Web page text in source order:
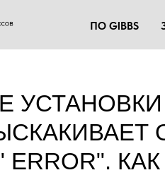
ПО GIBBS
УСТАНОВКИ
ERROR".